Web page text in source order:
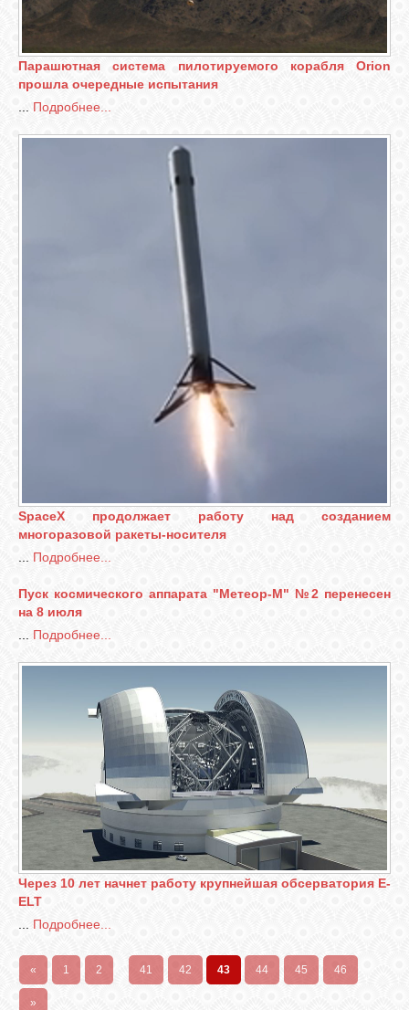
Парашютная система пилотируемого корабля Orion
прошла очередные испытания
Подробнее...
SpaceX продолжает работу над созданием
многоразовой ракеты-носителя
Подробнее...
Пуск космического аппарата "Метеор-М" №2 перенесен
на 8 июля
Подробнее...
Через 10 лет начнет работу крупнейшая обсерватория E-
ELT
... Подробнее...
« 1 2 41 42 43 44 45 46
»